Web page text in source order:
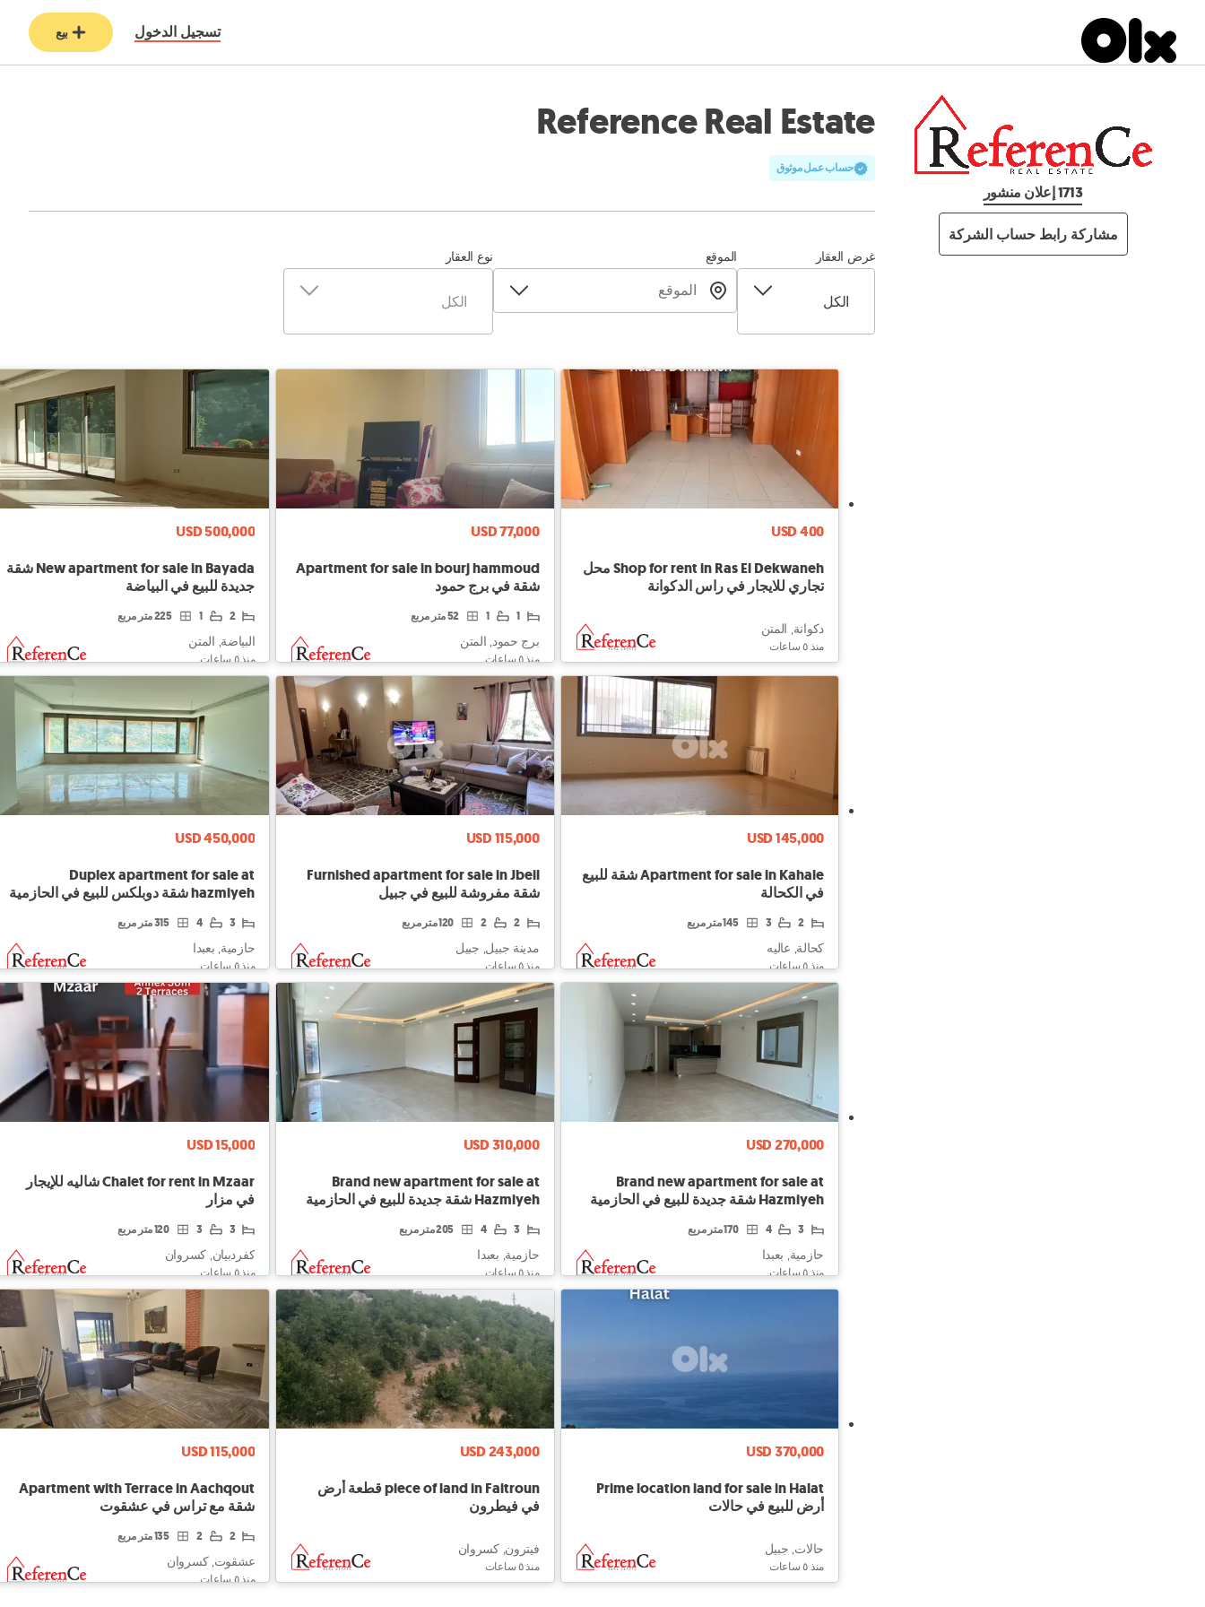
تسجيل الدخول بيع
1713 إعلان منشور
مشاركة رابط حساب الشركة
Reference Real Estate
حساب عمل موثوق
غرض العقار
الكل
الموقع نوع العقار
الكل
USD 400
Shop for rent in Ras El Dekwaneh محل
تجاري للايجار في راس الدكوانة
دكوانة, المتن
منذ ٥ ساعات
USD 77,000
Apartment for sale in bourj hammoud
شقة في برج حمود
1
1 52 متر مربع
برج حمود, المتن
منذ ٥ ساعات
USD 500,000
New apartment for sale in Bayada شقة
جديدة للبيع في البياضة
2
1 225 متر مربع
البياضة, المتن
منذ ٥ ساعات
USD 145,000
Apartment for sale in Kahale شقة للبيع
في الكحالة
2
3 145 متر مربع
كحالة, عاليه
منذ ٥ ساعات
USD 115,000
Furnished apartment for sale in Jbeil
شقة مفروشة للبيع في جبيل
2
2 120 متر مربع
مدينة جبيل, جبيل
منذ ٥ ساعات
USD 450,000
Duplex apartment for sale at
hazmiyeh شقة دوبلكس للبيع في الحازمية
3
4 315 متر مربع
حازمية, بعبدا
منذ ٥ ساعات
USD 270,000
Brand new apartment for sale at
Hazmiyeh شقة جديدة للبيع في الحازمية
3
4 170 متر مربع
حازمية, بعبدا
منذ ٥ ساعات
USD 310,000
Brand new apartment for sale at
Hazmiyeh شقة جديدة للبيع في الحازمية
3
4 205 متر مربع
حازمية, بعبدا
منذ ٥ ساعات
USD 15,000
Chalet for rent in Mzaar شاليه للإيجار
في مزار
3
3 120 متر مربع
كفردبيان, كسروان
منذ ٥ ساعات
USD 370,000
Prime location land for sale in Halat
أرض للبيع في حالات
حالات, جبيل
منذ ٥ ساعات
USD 243,000
piece of land in Faitroun قطعة أرض
في فيطرون
فيترون, كسروان
منذ ٥ ساعات
USD 115,000
Apartment with Terrace in Aachqout
شقة مع تراس في عشقوت
2
2 135 متر مربع
عشقوت, كسروان
منذ ٥ ساعات